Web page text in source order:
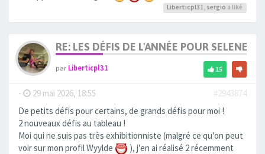
Liberticpl31, sergio a liké
RE: LES DÉFIS DE L'ANNÉE POUR SELENE
parLiberticpl31 15
- 29 mai 2026, 18:55
#2943874
De petits défis pour certains, de grands défis pour moi !
2 nouveaux défis au tableau !
Moi qui ne suis pas très exhibitionniste (malgré ce qu'on peut
voir sur mon profil Wyylde
), j'en ai réalisé 2 récemment